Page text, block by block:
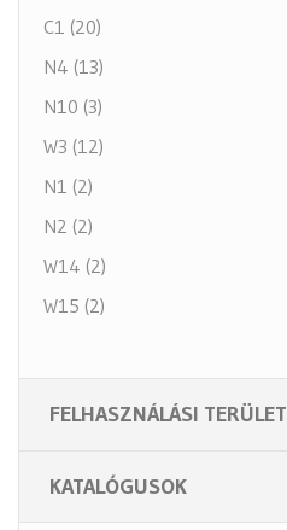
C1 (20)
N4 (13)
N10 (3)
W3 (12)
N1 (2)
N2 (2)
W14 (2)
W15 (2)
FELHASZNÁLÁSI TERÜLET
KATALÓGUSOK